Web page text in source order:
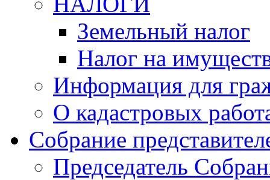
Земельный налог
Налог на
Информация для
О кадастровых
Собрание
Председатель